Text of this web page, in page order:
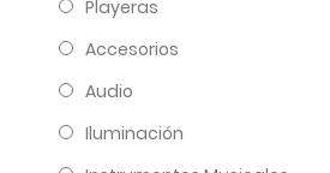
Playeras
Accesorios
Audio
Iluminación